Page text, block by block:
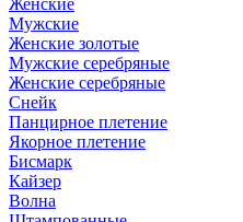
Женские
Мужские
Женские золотые
Мужские серебряные
Женские серебряные
Снейк
Панцирное плетение
Якорное плетение
Бисмарк
Кайзер
Волна